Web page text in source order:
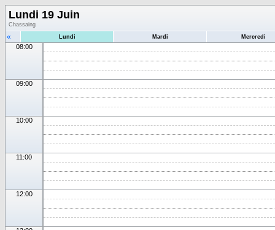
Lundi 19 Juin
Chassaing
« Lundi Mardi Mercredi
08:00
09:00
10:00
11:00
12:00